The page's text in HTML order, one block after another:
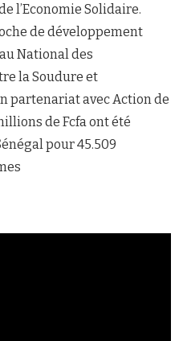
l’Economie Solidaire.
de développement
National des
la Soudure et
partenariat avec Action de
de Fcfa ont été
pour 45.509